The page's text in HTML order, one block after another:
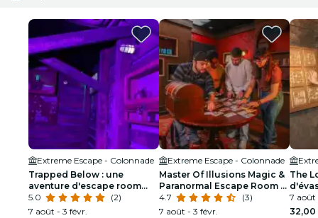
Extreme Escape - Colonnade
Trapped Below : une
aventure d'escape room
souterraine à Extreme
Escape San Antonio
5.0
(2)
7 août - 3 févr.
Extreme Escape - Colonnade
Master Of Illusions Magic &
Paranormal Escape Room à
Extreme Escape San
Antonio
4.7
(3)
7 août - 3 févr.
The
à
7 août
32,00